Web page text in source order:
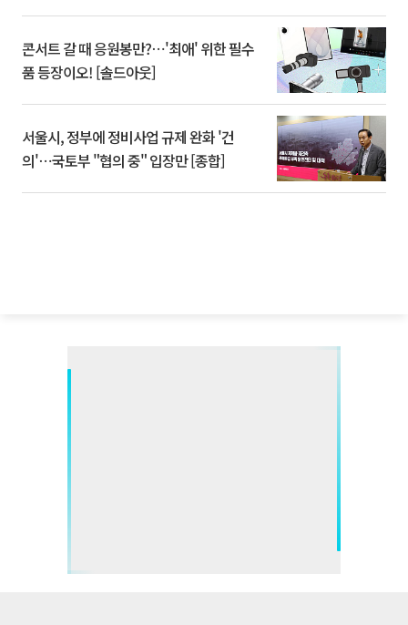
콘서트 갈 때 응원봉만?⋯'최애' 위한 필수
품 등장이오! [솔드아웃]
서울시, 정부에 정비사업 규제 완화 '건
의'⋯국토부 "협의 중" 입장만 [종합]